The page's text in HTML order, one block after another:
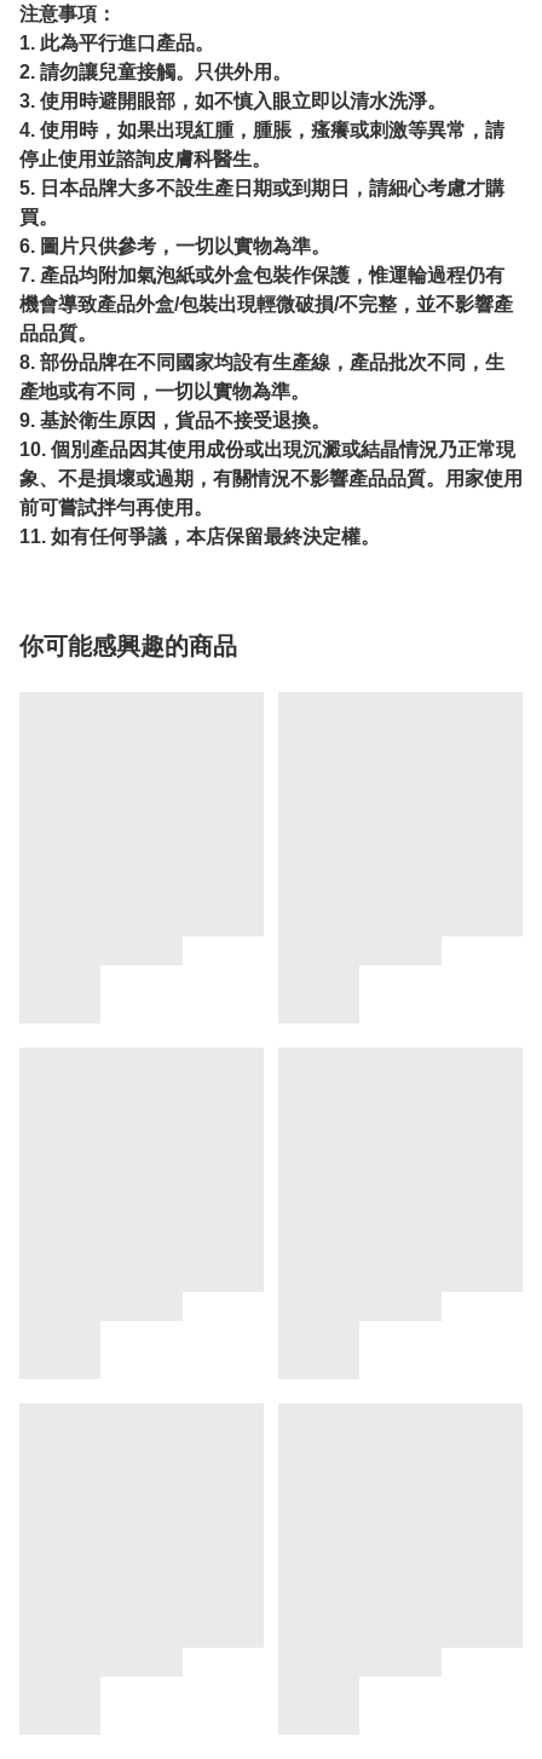
注意事項：
1. 此為平行進口產品。
2. 請勿讓兒童接觸。只供外用。
3. 使用時避開眼部，如不慎入眼立即以清水洗淨。
4. 使用時，如果出現紅腫，腫脹，瘙癢或刺激等異常，請
停止使用並諮詢皮膚科醫生。
5. 日本品牌大多不設生產日期或到期日，請細心考慮才購
買。
6. 圖片只供參考，一切以實物為準。
7. 產品均附加氣泡紙或外盒包裝作保護，惟運輪過程仍有
機會導致產品外盒/包裝出現輕微破損/不完整，並不影響產
品品質。
8. 部份品牌在不同國家均設有生產線，產品批次不同，生
產地或有不同，一切以實物為準。
9. 基於衛生原因，貨品不接受退換。
10. 個別產品因其使用成份或出現沉澱或結晶情況乃正常現
象、不是損壞或過期，有關情況不影響產品品質。用家使用
前可嘗試拌勻再使用。
11. 如有任何爭議，本店保留最終決定權。
你可能感興趣的商品